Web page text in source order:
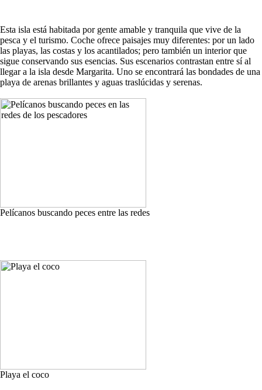
Esta isla está habitada por gente amable y tranquila que vive de la
pesca y el turismo. Coche ofrece paisajes muy diferentes: por un lado
las playas, las costas y los acantilados; pero también un interior que
sigue conservando sus esencias. Sus escenarios contrastan entre sí al
llegar a la isla desde Margarita. Uno se encontrará las bondades de una
playa de arenas brillantes y aguas traslúcidas y serenas.
Pelícanos buscando peces entre las redes
Playa el coco